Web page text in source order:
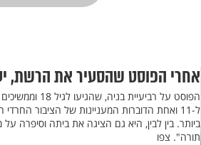
אחרי הפוסט שהסעיר את הרשת,
הפוסט על
ביותר. בין לבין, היא גם הציגה את ביתה
תורה". צפו